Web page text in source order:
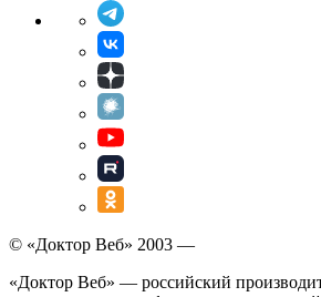
© «Доктор Веб» 2003 —
«Доктор Веб» — российский